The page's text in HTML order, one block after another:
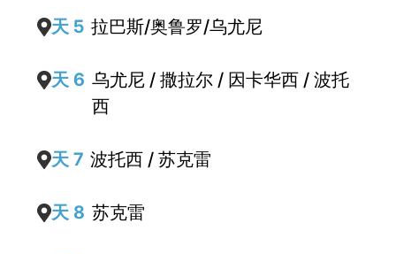
天 5 拉巴斯/奥鲁罗/乌尤尼
天 6 乌尤尼 / 撒拉尔 / 因卡华西 / 波托
西
天 7 波托西 / 苏克雷
天 8 苏克雷